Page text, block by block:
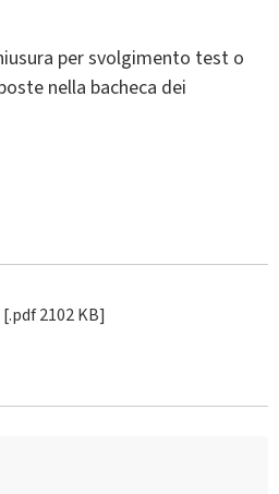
per svolgimento test o
nella bacheca dei
[.pdf 2102 KB]